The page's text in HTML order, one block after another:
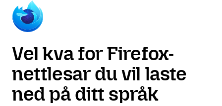
Vel kva for Firefox-
nettlesar du vil laste
ned på ditt språk